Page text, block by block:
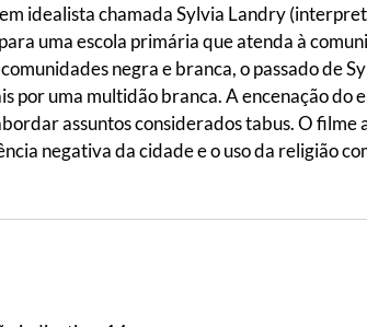
idealista chamada Sylvia Landry
uma escola primária que atenda à
negra e branca, o passado de
por uma multidão branca. A encenação
assuntos considerados tabus. O
negativa da cidade e o uso da religião